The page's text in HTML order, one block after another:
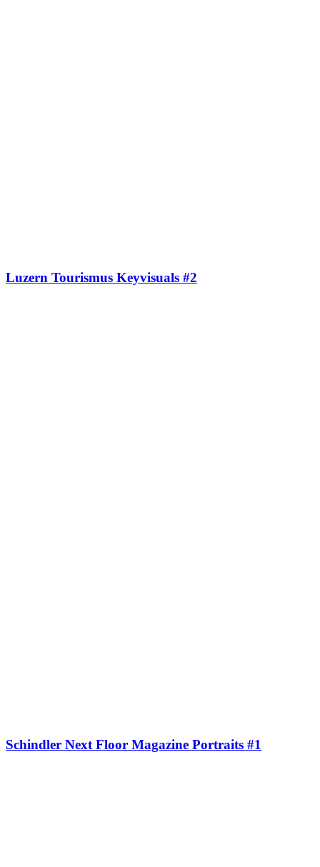
Luzern Tourismus Keyvisuals #2
Schindler Next Floor Magazine Portraits #1